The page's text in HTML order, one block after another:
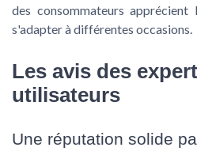
des consommateurs
s'adapter à différentes occasions.
Les avis des
utilisateurs
Une réputation solide